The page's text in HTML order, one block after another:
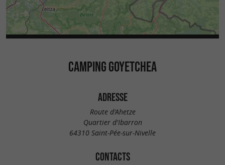
CAMPING GOYETCHEA
ADRESSE
Route d'Ahetze
Quartier d'Ibarron
64310 Saint-Pée-sur-Nivelle
CONTACTS